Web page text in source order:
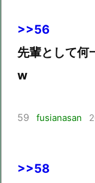
>>56
先輩として何
w
59 fusianasan
>>58